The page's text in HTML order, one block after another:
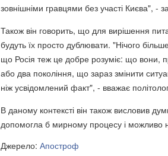
зовнішніми гравцями без участі Києва", -
Також він говорить, що для вирішення
будуть їх просто дублювати. "Нічого
що Росія теж це добре розуміє: що вони,
або два покоління, що зараз змінити
ніж усвідомлений факт", - вважає
В даному контексті він також висловив
допомогла б мирному процесу і можливо
Джерело: Апостроф